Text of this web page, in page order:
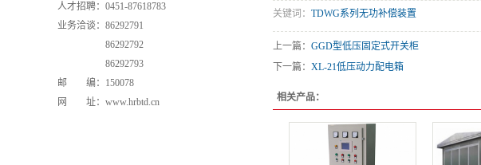
人才招聘：0451-87618783
业务洽谈：86292791
86292792
86292793
邮 编：150078
网 址：www.hrbtd.cn
关键词： TDWG系列无功补偿装置
上一篇： GGD型低压固定式开关柜
下一篇： XL-21低压动力配电箱
相关产品：